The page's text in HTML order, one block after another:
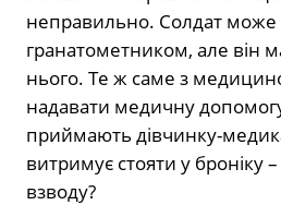
неправильно. Солдат може
гранатометником, але він
нього. Те ж саме з
надавати медичну
приймають дівчинку-
витримує стояти у броніку
взводу?